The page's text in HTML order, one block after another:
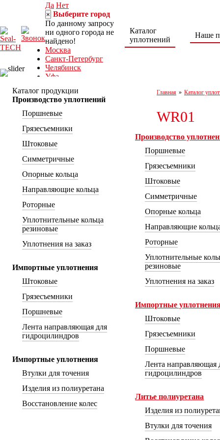
Да Нет
× Выберите город
По данному запросу
ни одного города не
найдено!
Москва
Санкт-Петербург
Челябинск
Уфа
Нижний Тагил
Ростов-на-Дону
8 (800) 222-30-04
Пн-Пт: 9:00 – 18:00
г. Ростов-на-Дону,
ул. Каширская, 9/53а
Каталог
уплотнений
Наше
Каталог продукции
Производство уплотнений
Поршневые
Грязесъемники
Штоковые
Симметричные
Опорные кольца
Направляющие кольца
Роторные
Уплотнительные кольца
резиновые
Уплотнения на заказ
Импортные уплотнения
Штоковые
Грязесъемники
Поршневые
Лента направляющая для
гидроцилиндров
Импортные уплотнения
Втулки для точения
Изделия из полиуретана
Восстановление колес
Главная » Каталог
WR01
Производство
Поршневые
Грязесъемники
Штоковые
Симметричные
Опорные кольца
Направляющие
Роторные
Уплотнительные
резиновые
Уплотнения на заказ
Импортные
Штоковые
Грязесъемники
Поршневые
Лента направляющая
гидроцилиндров
Литье полиуретана
Изделия из
Втулки для точения